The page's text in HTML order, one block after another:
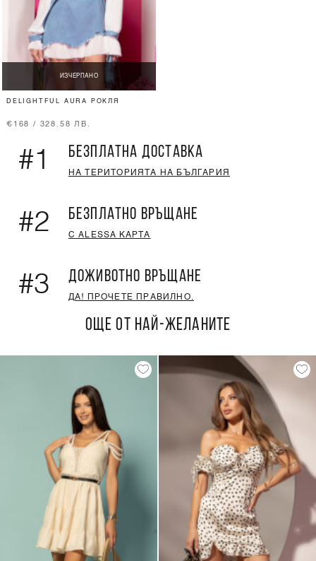
ИЗЧЕРПАНО
DELIGHTFUL AURA РОКЛЯ
€168 / 328.58 ЛВ.
#1 БЕЗПЛАТНА ДОСТАВКА
НА ТЕРИТОРИЯТА НА БЪЛГАРИЯ
#2 БЕЗПЛАТНО ВРЪЩАНЕ
С ALESSA КАРТА
#3 ДОЖИВОТНО ВРЪЩАНЕ
ДА! ПРОЧЕТЕ ПРАВИЛНО.
ОЩЕ ОТ НАЙ-ЖЕЛАНИТЕ